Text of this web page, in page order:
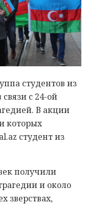
студентов из
с 24-ой
В акции
которых
студент из
получили
и около
зверствах,